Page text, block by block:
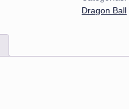
Dragon Ball